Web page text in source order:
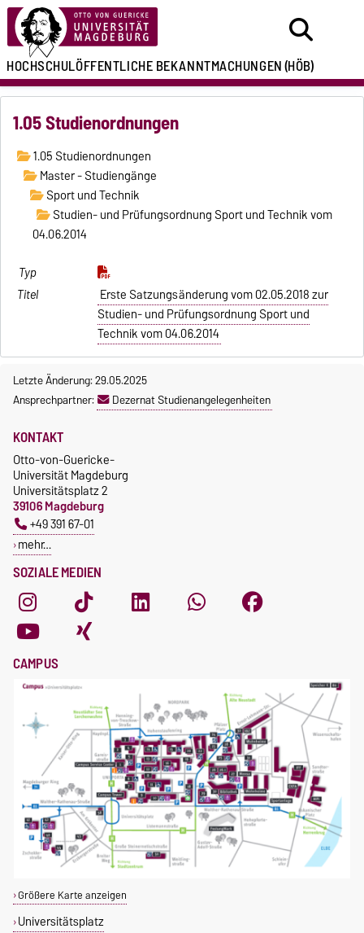
HOCHSCHULÖFFENTLICHEBEKANNTMACHUNGEN(HÖB)
1.05 Studienordnungen
1.05 Studienordnungen
Master - Studiengänge
Sport und Technik
Studien- und Prüfungsordnung Sport und Technik vom
04.06.2014
Erste Satzungsänderung vom 02.05.2018 zur
Studien- und Prüfungsordnung Sport und
Technik vom 04.06.2014
Letzte Änderung: 29.05.2025
Ansprechpartner:
Dezernat Studienangelegenheiten
SOZIALE MEDIEN
KONTAKT
Otto-von-Guericke-
Universität Magdeburg
Universitätsplatz 2
39106 Magdeburg
+49 391 67-01
mehr…
CAMPUS
Größere Karte anzeigen
Universitätsplatz